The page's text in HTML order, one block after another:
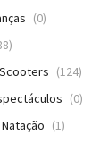
(0)
(124)
(0)
(1)